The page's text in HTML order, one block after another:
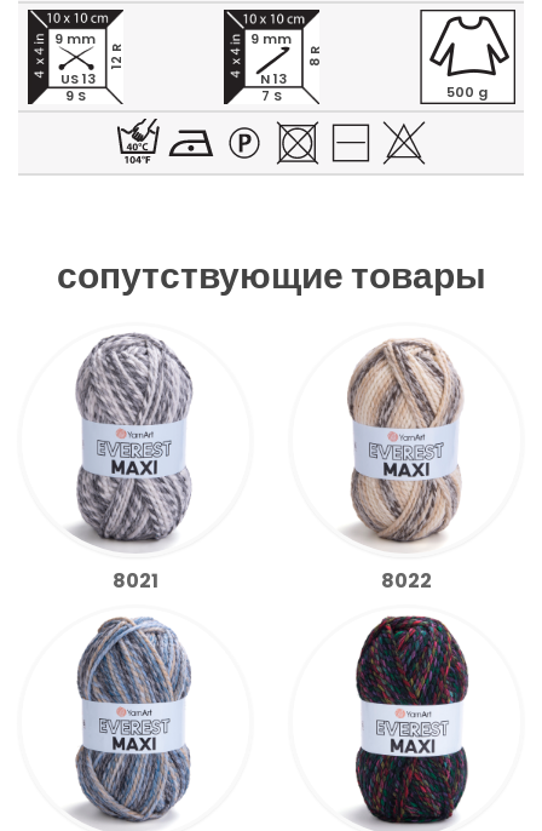
9 S
12 R
9 mm
US 13
7 S
8 R
9 mm
N 13
500 g
сопутствующие товары
8021 8022